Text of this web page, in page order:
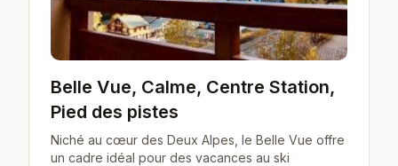
Belle Vue, Calme, Centre Station,
Pied des pistes
Niché au cœur des Deux Alpes, le Belle Vue offre
un cadre idéal pour des vacances au ski